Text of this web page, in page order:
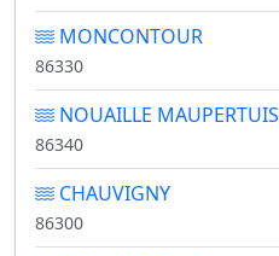
MONCONTOUR
86330
NOUAILLE MAUPERTUIS
86340
CHAUVIGNY
86300